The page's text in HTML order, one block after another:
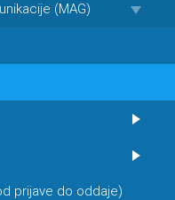
(MAG)
prijave do oddaje)